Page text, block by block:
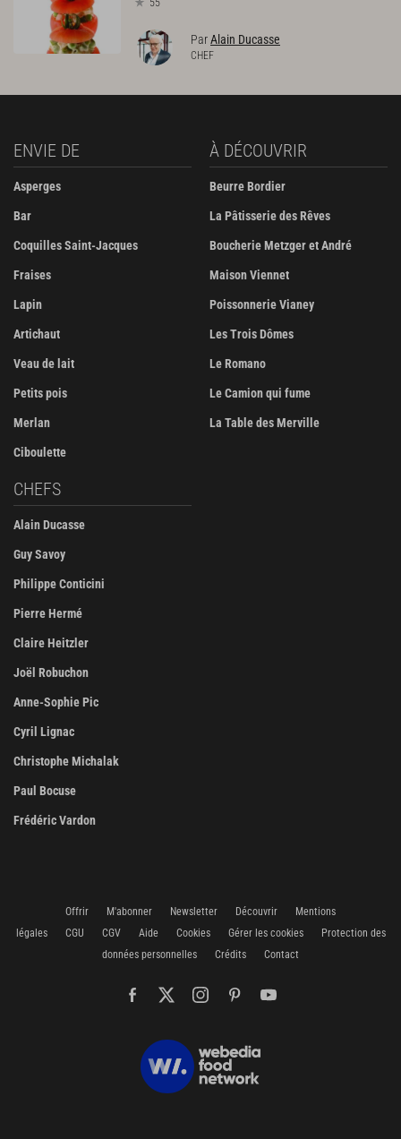
ParAlain Ducasse
CHEF
ENVIE DE
Asperges
Bar
Coquilles Saint-Jacques
Fraises
Lapin
Artichaut
Veau de lait
Petits pois
Merlan
Ciboulette
À DÉCOUVRIR
Beurre Bordier
La Pâtisserie des Rêves
Boucherie Metzger et André
Maison Viennet
Poissonnerie Vianey
Les Trois Dômes
Le Romano
Le Camion qui fume
La Table des Merville
CHEFS
Alain Ducasse
Guy Savoy
Philippe Conticini
Pierre Hermé
Claire Heitzler
Joël Robuchon
Anne-Sophie Pic
Cyril Lignac
Christophe Michalak
Paul Bocuse
Frédéric Vardon
Offrir M'abonner Newsletter Découvrir
Mentions
légales
CGU CGV Aide Cookies Gérer les cookies
Protection des
données personnelles
Crédits Contact